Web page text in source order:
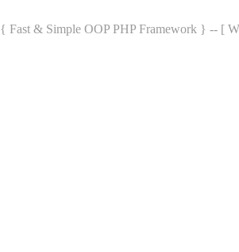
{ Fast & Simple OOP PHP Framework } -- [